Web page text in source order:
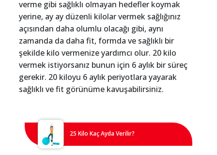
verme gibi sağlıklı olmayan hedefler koymak
yerine, ay ay düzenli kilolar vermek sağlığınız
açısından daha olumlu olacağı gibi, aynı
zamanda da daha fit, formda ve sağlıklı bir
şekilde kilo vermenize yardımcı olur. 20 kilo
vermek istiyorsanız bunun için 6 aylık bir süreç
gerekir. 20 kiloyu 6 aylık periyotlara yayarak
sağlıklı ve fit görünüme kavuşabilirsiniz.
25 Kilo Kaç Ayda Verilir?